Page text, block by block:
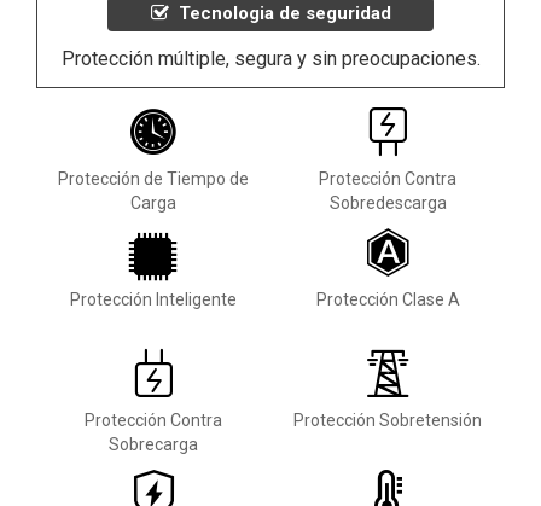
Tecnologia de seguridad
Protección múltiple, segura y sin preocupaciones.
Protección de Tiempo de
Carga
Protección Contra
Sobredescarga
Protección Inteligente Protección Clase A
Protección Contra
Sobrecarga
Protección Sobretensión